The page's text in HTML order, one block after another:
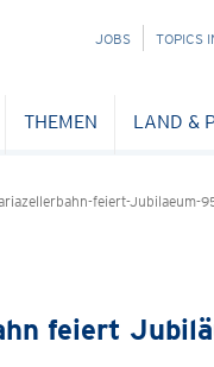
NAVIGATION
JOBS TOPICS
THEMEN LAND &
feiert-Jubilaeum-
feiert